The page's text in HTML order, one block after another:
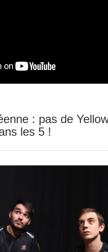
: pas de
les 5 !